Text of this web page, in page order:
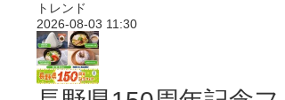
トレンド
2026-08-03 11:30